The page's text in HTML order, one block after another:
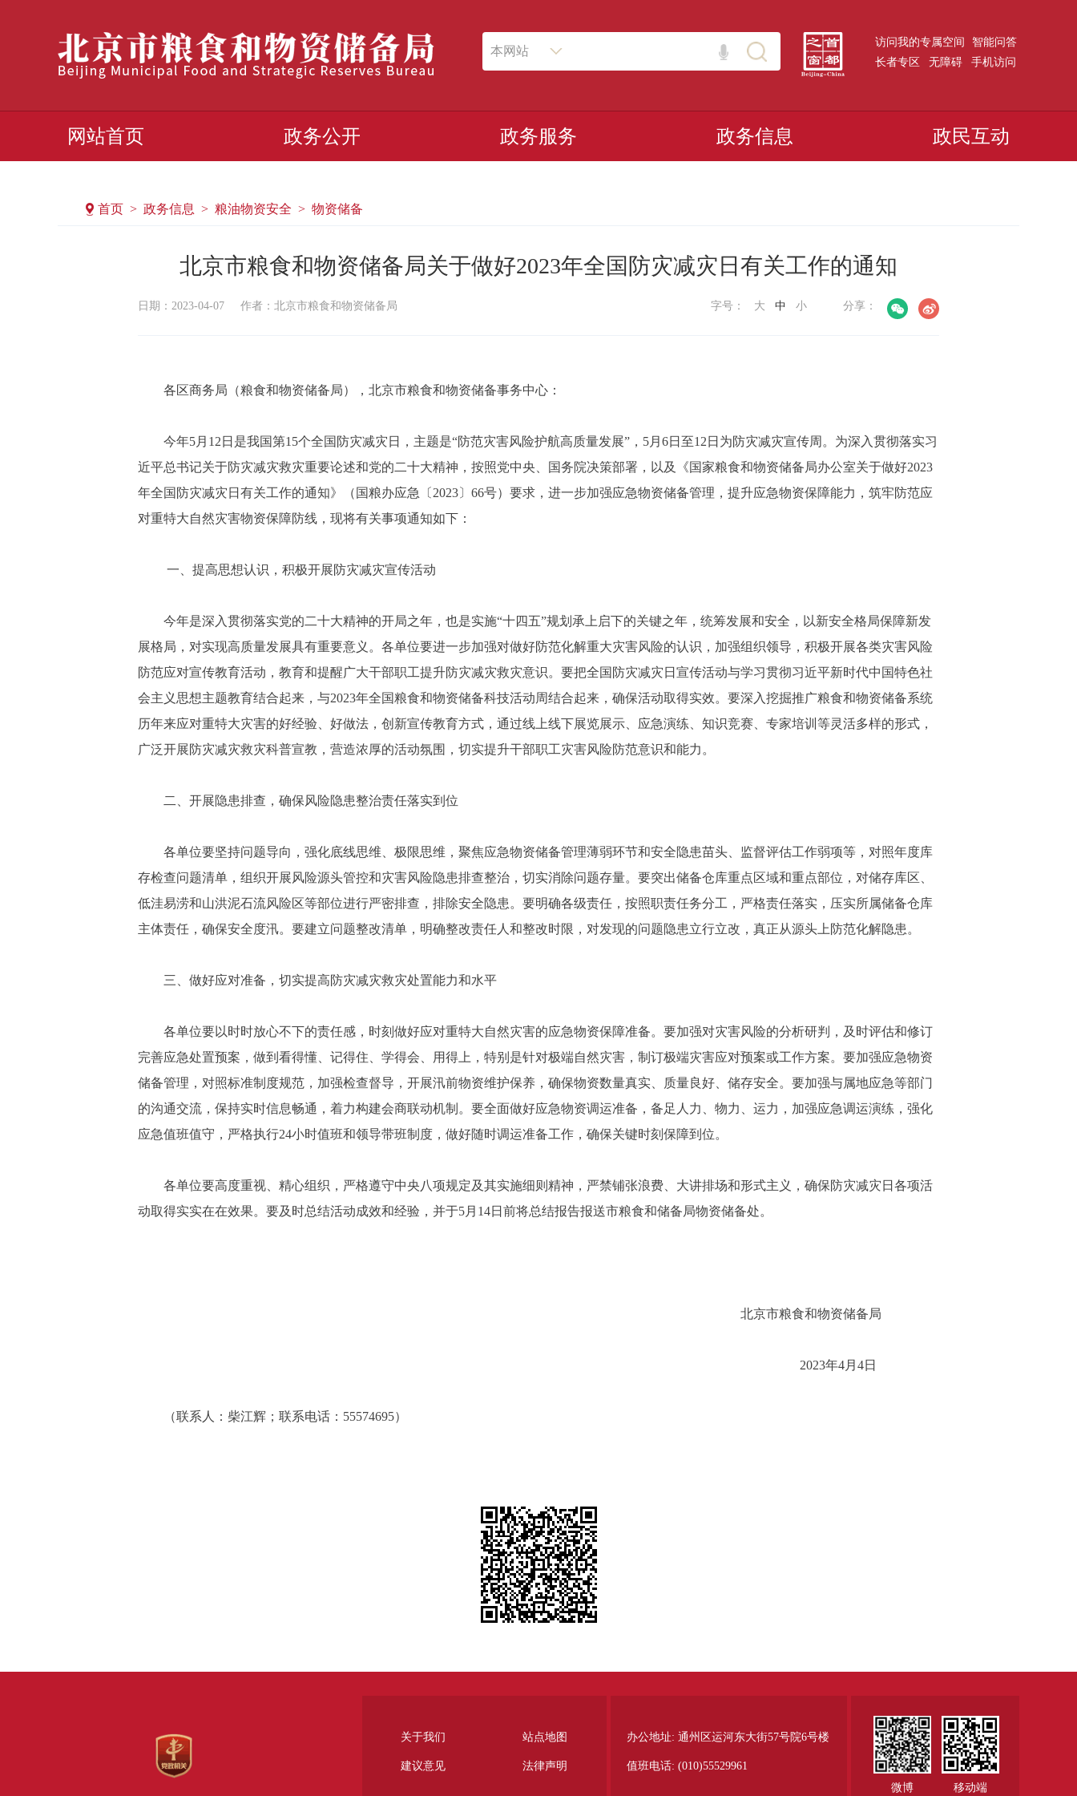
本网站
访问我的专属空间
智能问答
长者专区
无障碍 手机访问
网站首页 政务公开 政务服务 政务信息 政民互动
首页 > 政务信息 > 粮油物资安全 > 物资储备
北京市粮食和物资储备局关于做好2023年全国防灾减灾日有关工作的通知
日期：2023-04-07 作者：北京市粮食和物资储备局 分享：
字号： 大 中 小
各区商务局（粮食和物资储备局），北京市粮食和物资储备事务中心：
今年5月12日是我国第15个全国防灾减灾日，主题是“防范灾害风险护航高质量发展”，5月6日至12日为防灾减灾宣传周。为深入贯彻落实习
近平总书记关于防灾减灾救灾重要论述和党的二十大精神，按照党中央、国务院决策部署，以及《国家粮食和物资储备局办公室关于做好2023
年全国防灾减灾日有关工作的通知》（国粮办应急〔2023〕66号）要求，进一步加强应急物资储备管理，提升应急物资保障能力，筑牢防范应
对重特大自然灾害物资保障防线，现将有关事项通知如下：
一、提高思想认识，积极开展防灾减灾宣传活动
今年是深入贯彻落实党的二十大精神的开局之年，也是实施“十四五”规划承上启下的关键之年，统筹发展和安全，以新安全格局保障新发
展格局，对实现高质量发展具有重要意义。各单位要进一步加强对做好防范化解重大灾害风险的认识，加强组织领导，积极开展各类灾害风险
防范应对宣传教育活动，教育和提醒广大干部职工提升防灾减灾救灾意识。要把全国防灾减灾日宣传活动与学习贯彻习近平新时代中国特色社
会主义思想主题教育结合起来，与2023年全国粮食和物资储备科技活动周结合起来，确保活动取得实效。要深入挖掘推广粮食和物资储备系统
历年来应对重特大灾害的好经验、好做法，创新宣传教育方式，通过线上线下展览展示、应急演练、知识竞赛、专家培训等灵活多样的形式，
广泛开展防灾减灾救灾科普宣教，营造浓厚的活动氛围，切实提升干部职工灾害风险防范意识和能力。
二、开展隐患排查，确保风险隐患整治责任落实到位
各单位要坚持问题导向，强化底线思维、极限思维，聚焦应急物资储备管理薄弱环节和安全隐患苗头、监督评估工作弱项等，对照年度库
存检查问题清单，组织开展风险源头管控和灾害风险隐患排查整治，切实消除问题存量。要突出储备仓库重点区域和重点部位，对储存库区、
低洼易涝和山洪泥石流风险区等部位进行严密排查，排除安全隐患。要明确各级责任，按照职责任务分工，严格责任落实，压实所属储备仓库
主体责任，确保安全度汛。要建立问题整改清单，明确整改责任人和整改时限，对发现的问题隐患立行立改，真正从源头上防范化解隐患。
三、做好应对准备，切实提高防灾减灾救灾处置能力和水平
各单位要以时时放心不下的责任感，时刻做好应对重特大自然灾害的应急物资保障准备。要加强对灾害风险的分析研判，及时评估和修订
完善应急处置预案，做到看得懂、记得住、学得会、用得上，特别是针对极端自然灾害，制订极端灾害应对预案或工作方案。要加强应急物资
储备管理，对照标准制度规范，加强检查督导，开展汛前物资维护保养，确保物资数量真实、质量良好、储存安全。要加强与属地应急等部门
的沟通交流，保持实时信息畅通，着力构建会商联动机制。要全面做好应急物资调运准备，备足人力、物力、运力，加强应急调运演练，强化
应急值班值守，严格执行24小时值班和领导带班制度，做好随时调运准备工作，确保关键时刻保障到位。
各单位要高度重视、精心组织，严格遵守中央八项规定及其实施细则精神，严禁铺张浪费、大讲排场和形式主义，确保防灾减灾日各项活
动取得实实在在效果。要及时总结活动成效和经验，并于5月14日前将总结报告报送市粮食和储备局物资储备处。
北京市粮食和物资储备局
2023年4月 4日
（联系人：柴江辉；联系电话：55574695）
微博 移动端
办公地址: 通州区运河东大街57号院6号楼
值班电话: (010)55529961
关于我们 站点地图
建议意见 法律声明